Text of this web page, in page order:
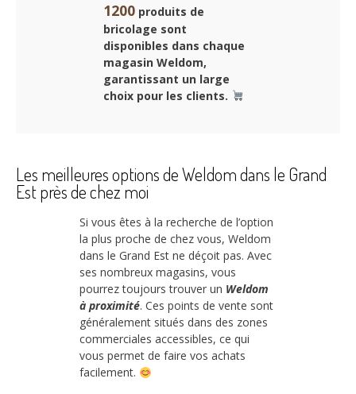
1200 produits de
bricolage sont
disponibles dans chaque
magasin Weldom,
garantissant un large
choix pour les clients.
Les meilleures options de Weldom dans le Grand
Est près de chez moi
Si vous êtes à la recherche de l’option
la plus proche de chez vous, Weldom
dans le Grand Est ne déçoit pas. Avec
ses nombreux magasins, vous
pourrez toujours trouver un Weldom
à proximité. Ces points de vente sont
généralement situés dans des zones
commerciales accessibles, ce qui
vous permet de faire vos achats
facilement.